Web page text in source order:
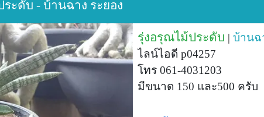
ะดับ - บ้านฉาง ระยอง
รุ่งอรุณไม้ประดับ | บ้านฉ
ไลน์ไอดี p04257
โทร 061-4031203
มีขนาด 150 และ500 ครับ